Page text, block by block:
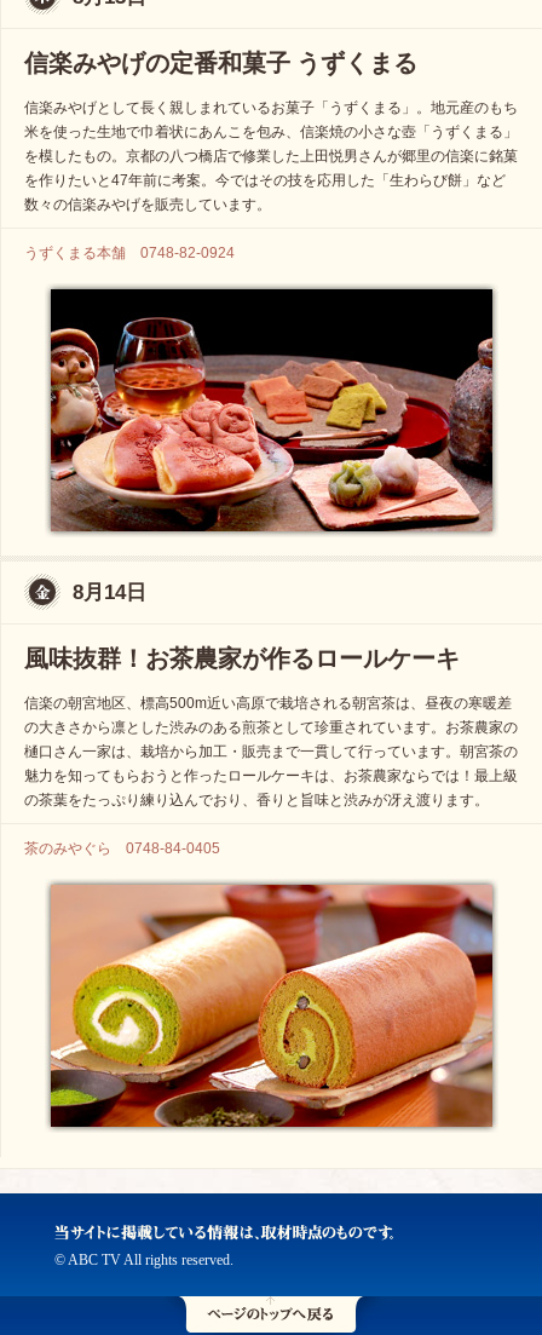
信楽みやげの定番和菓子 うずくまる
信楽みやげとして長く親しまれているお菓子「うずくまる」。地元産のもち
米を使った生地で巾着状にあんこを包み、信楽焼の小さな壺「うずくまる」
を模したもの。京都の八つ橋店で修業した上田悦男さんが郷里の信楽に銘菓
を作りたいと47年前に考案。今ではその技を応用した「生わらび餅」など
数々の信楽みやげを販売しています。
うずくまる本舗 0748-82-0924
8月14日
風味抜群！お茶農家が作るロールケーキ
信楽の朝宮地区、標高500m近い高原で栽培される朝宮茶は、昼夜の寒暖差
の大きさから凛とした渋みのある煎茶として珍重されています。お茶農家の
樋口さん一家は、栽培から加工・販売まで一貫して行っています。朝宮茶の
魅力を知ってもらおうと作ったロールケーキは、お茶農家ならでは！最上級
の茶葉をたっぷり練り込んでおり、香りと旨味と渋みが冴え渡ります。
茶のみやぐら 0748-84-0405
© ABC TV All rights reserved.